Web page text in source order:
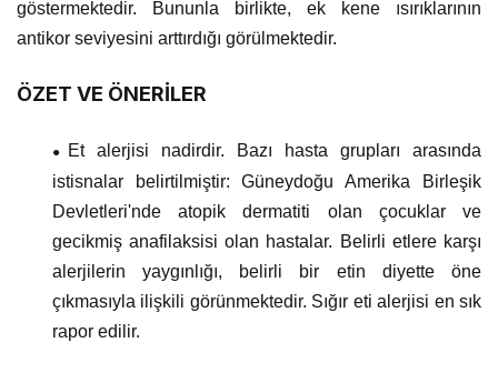
göstermektedir. Bununla birlikte, ek kene ısırıklarının
antikor seviyesini arttırdığı görülmektedir.
ÖZET VE ÖNERİLER
●
Et alerjisi nadirdir. Bazı hasta grupları arasında
istisnalar belirtilmiştir: Güneydoğu Amerika Birleşik
Devletleri'nde atopik dermatiti olan çocuklar ve
gecikmiş anafilaksisi olan hastalar. Belirli etlere karşı
alerjilerin yaygınlığı, belirli bir etin diyette öne
çıkmasıyla ilişkili görünmektedir. Sığır eti alerjisi en sık
rapor edilir.